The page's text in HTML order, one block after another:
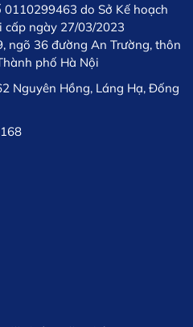
do Sở Kế hoạch
ngày 27/03/2023
ngõ 36 đường An Trường, thôn
phố Hà Nội
Nguyên Hồng, Láng Hạ, Đống